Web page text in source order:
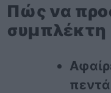
Πώς να
συμπλέκτη